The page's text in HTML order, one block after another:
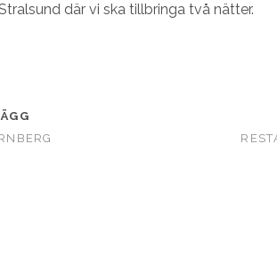
där vi ska tillbringa två nätter.